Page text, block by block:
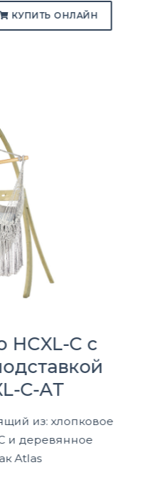
КУПИТЬ ОНЛАЙН
HCXL-C с
C-AT
из: хлопковое
и деревянное
Atlas